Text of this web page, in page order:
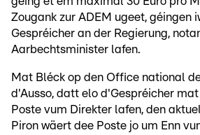
Zougank zur ADEM ugeet, géingen
Gespréicher an der Regierung,
Aarbechtsminister lafen.
Mat Bléck op den Office national
d'Ausso, datt elo d'Gespréicher
Poste vum Direkter lafen, den
Piron wäert dee Poste jo um Enn